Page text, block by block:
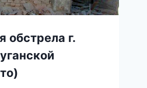
обстрела г.